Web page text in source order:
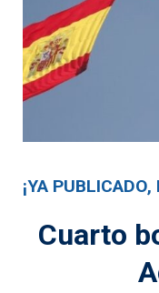
¡YA
Cuarto